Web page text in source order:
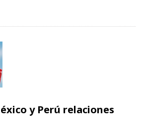
y Perú relaciones